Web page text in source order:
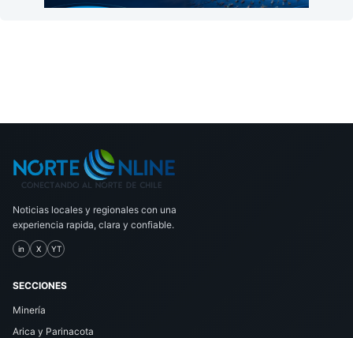
Noticias locales y regionales con una
experiencia rapida, clara y confiable.
in X YT
SECCIONES
Minería
Arica y Parinacota